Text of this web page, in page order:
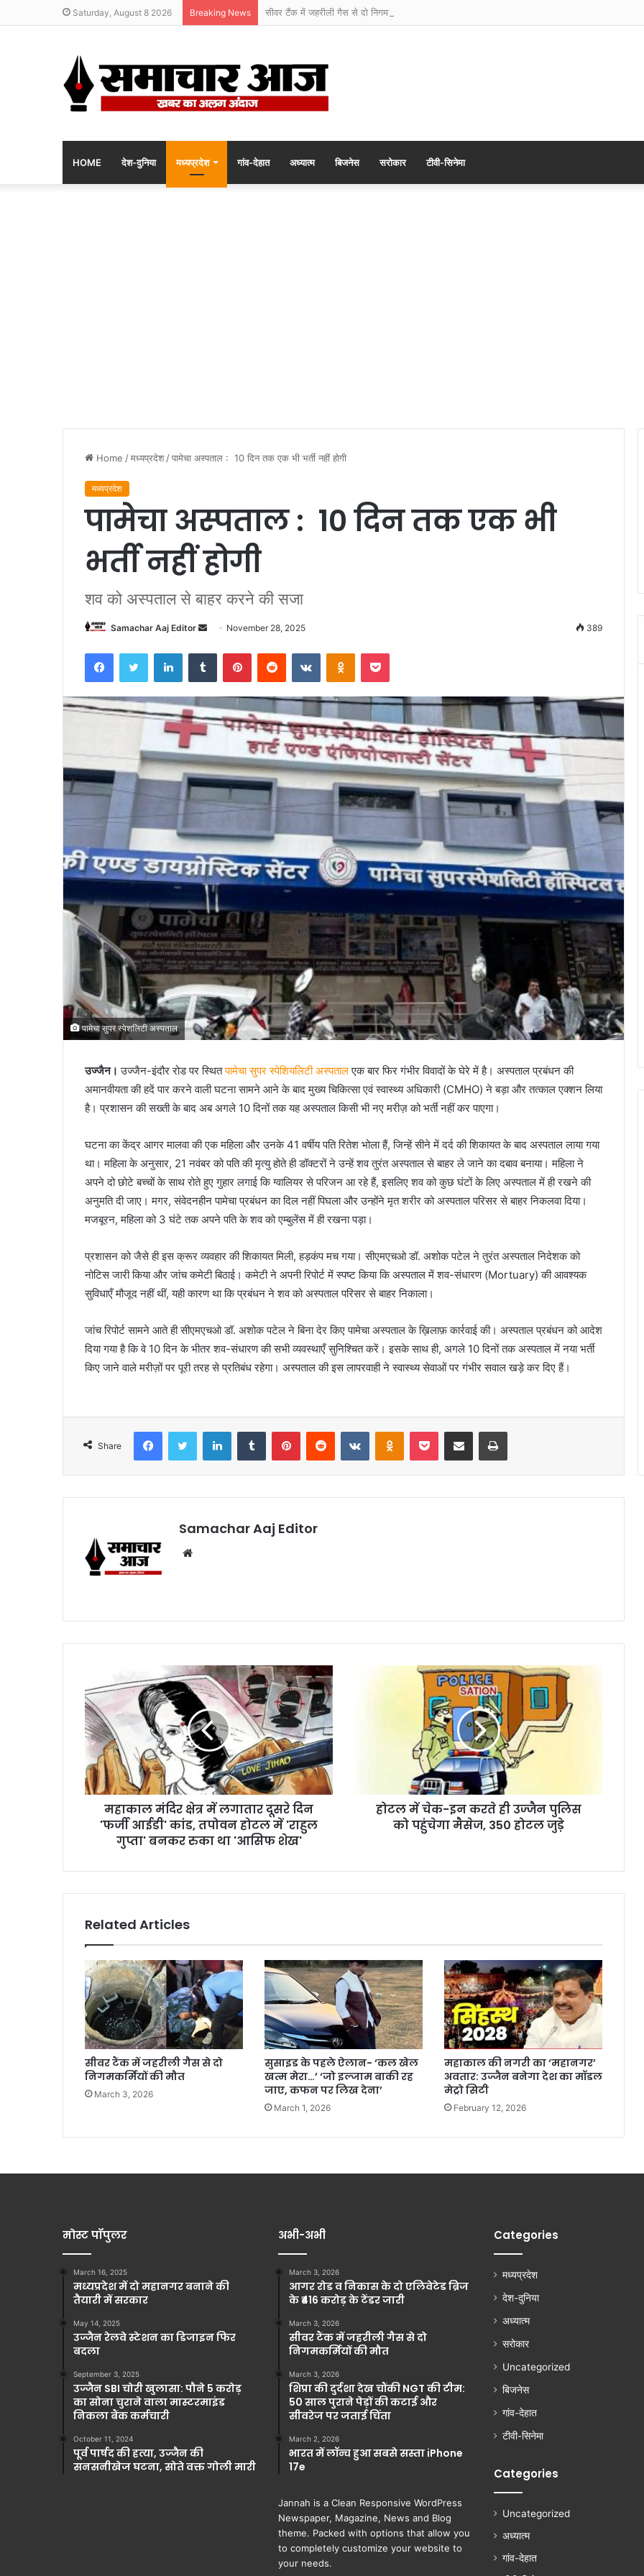
Saturday, August 8 2026 Breaking News सीवर टैंक में जहरीली गैस से दो निगमकर्मियों की मौत
HOME देश-दुनिया मध्यप्रदेश गांव-देहात अध्यात्म बिजनेस सरोकार टीवी-सिनेमा
Home /मध्यप्रदेश /पामेचा अस्पताल : 10 दिन तक एक भी भर्ती नहीं होगी
मध्यप्रदेश
पामेचा अस्पताल : 10 दिन तक एक भी
भर्ती नहीं होगी
शव को अस्पताल से बाहर करने की सजा
Samachar Aaj Editor
Send November 28, 2025 389
FacebookTwitter LinkedInTumblr PinterestReddit VKontakteOdnoklassniki
Pocket
पामेचा सुपर स्पेशलिटी अस्पताल
उज्जैन। उज्जैन-इंदौर रोड पर स्थितपामेचा सुपर स्पेशियलिटी अस्पतालएक बार फिर गंभीर विवादों के घेरे में है। अस्पताल प्रबंधन की
अमानवीयता की हदें पार करने वाली घटना सामने आने के बाद मुख्य चिकित्सा एवं स्वास्थ्य अधिकारी (CMHO) ने बड़ा और तत्काल एक्शन लिया
है। प्रशासन की सख्ती के बाद अब अगले 10 दिनों तक यह अस्पताल किसी भी नए मरीज़ को भर्ती नहीं कर पाएगा।
घटना का केंद्र आगर मालवा की एक महिला और उनके 41 वर्षीय पति रितेश भोला हैं, जिन्हें सीने में दर्द की शिकायत के बाद अस्पताल लाया गया
था। महिला के अनुसार, 21 नवंबर को पति की मृत्यु होते ही डॉक्टरों ने उन्हें शव तुरंत अस्पताल से बाहर ले जाने का दबाव बनाया। महिला ने
अपने दो छोटे बच्चों के साथ रोते हुए गुहार लगाई कि ग्वालियर से परिजन आ रहे हैं, इसलिए शव को कुछ घंटों के लिए अस्पताल में ही रखने की
अनुमति दी जाए। मगर, संवेदनहीन पामेचा प्रबंधन का दिल नहीं पिघला और उन्होंने मृत शरीर को अस्पताल परिसर से बाहर निकलवा दिया।
मजबूरन, महिला को 3 घंटे तक अपने पति के शव को एम्बुलेंस में ही रखना पड़ा।
प्रशासन को जैसे ही इस क्रूर व्यवहार की शिकायत मिली, हड़कंप मच गया। सीएमएचओ डॉ. अशोक पटेल ने तुरंत अस्पताल निदेशक को
नोटिस जारी किया और जांच कमेटी बिठाई। कमेटी ने अपनी रिपोर्ट में स्पष्ट किया कि अस्पताल में शव-संधारण (Mortuary) की आवश्यक
सुविधाएँ मौजूद नहीं थीं, यही कारण था कि प्रबंधन ने शव को अस्पताल परिसर से बाहर निकाला।
जांच रिपोर्ट सामने आते ही सीएमएचओ डॉ. अशोक पटेल ने बिना देर किए पामेचा अस्पताल के ख़िलाफ़ कार्रवाई की। अस्पताल प्रबंधन को आदेश
दिया गया है कि वे 10 दिन के भीतर शव-संधारण की सभी व्यवस्थाएँ सुनिश्चित करें। इसके साथ ही, अगले 10 दिनों तक अस्पताल में नया भर्ती
किए जाने वाले मरीज़ों पर पूरी तरह से प्रतिबंध रहेगा। अस्पताल की इस लापरवाही ने स्वास्थ्य सेवाओं पर गंभीर सवाल खड़े कर दिए हैं।
Share
FacebookTwitter LinkedInTumblr PinterestReddit VKontakteOdnoklassniki
Pocket Share via Email Print
Samachar Aaj Editor
महाकाल मंदिर क्षेत्र में लगातार दूसरे दिन
'फर्जी आईडी' कांड, तपोवन होटल में 'राहुल
गुप्ता' बनकर रुका था 'आसिफ शेख'
होटल में चेक-इन करते ही उज्जैन पुलिस
को पहुंचेगा मैसेज, 350 होटल जुड़े
Related Articles
सीवर टैंक में जहरीली गैस से दो
निगमकर्मियों की मौत
March 3, 2026
सुसाइड के पहले ऐलान- ‘कल खेल
खत्म मेरा…’ ‘जो इल्जाम बाकी रह
जाए, कफन पर लिख देना’
March 1, 2026
महाकाल की नगरी का ‘महानगर’
अवतार: उज्जैन बनेगा देश का मॉडल
मेट्रो सिटी
February 12, 2026
मोस्ट पॉपुलर
March 16, 2025
मध्यप्रदेश में दो महानगर बनाने की
तैयारी में सरकार
May 14, 2025
उज्जैन रेलवे स्टेशन का डिजाइन फिर
बदला
September 3, 2025
उज्जैन SBI चोरी खुलासा: पौने 5 करोड़
का सोना चुराने वाला मास्टरमाइंड
निकला बैंक कर्मचारी
October 11, 2024
पूर्व पार्षद की हत्या, उज्जैन की
सनसनीखेज घटना, सोते वक्त गोली मारी
अभी-अभी
March 3, 2026
आगर रोड व निकास के दो एलिवेटेड ब्रिज
के ₹416 करोड़ के टेंडर जारी
March 3, 2026
सीवर टैंक में जहरीली गैस से दो
निगमकर्मियों की मौत
March 3, 2026
शिप्रा की दुर्दशा देख चौंकी NGT की टीम:
50 साल पुराने पेड़ों की कटाई और
सीवरेज पर जताई चिंता
March 2, 2026
भारत में लॉन्च हुआ सबसे सस्ता iPhone
17e
Jannah is a Clean Responsive WordPress
Newspaper, Magazine, News and Blog
theme. Packed with options that allow you
to completely customize your website to
your needs.
Categories
मध्यप्रदेश
देश-दुनिया
अध्यात्म
सरोकार
Uncategorized
बिजनेस
गांव-देहात
टीवी-सिनेमा
Categories
Uncategorized
अध्यात्म
गांव-देहात